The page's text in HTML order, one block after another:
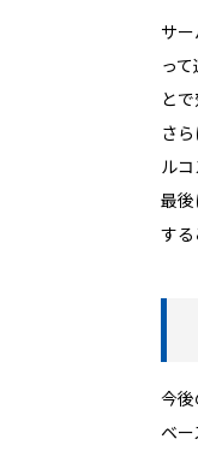
サ
っ
と
さ
ル
最
す
今
ベ